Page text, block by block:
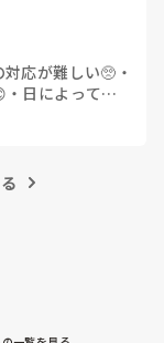
対応が難しい🥺 ・
・ 日によって違